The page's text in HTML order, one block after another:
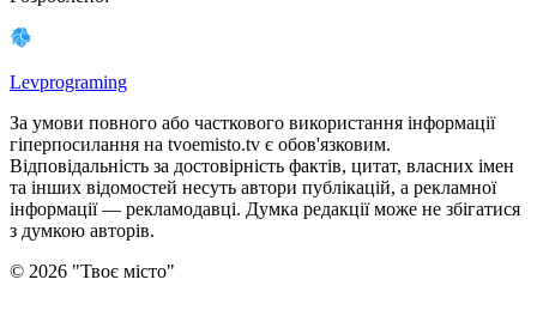
Levprograming
За умови повного або часткового використання iнформацiї
гіперпосилання на tvoemisto.tv є обов'язковим.
Відповідальність за достовірність фактів, цитат, власних імен
та інших відомостей несуть автори публікацій, а рекламної
інформації — рекламодавці. Думка редакцiї може не збiгатися
з думкою авторiв.
© 2026 "Твоє місто"